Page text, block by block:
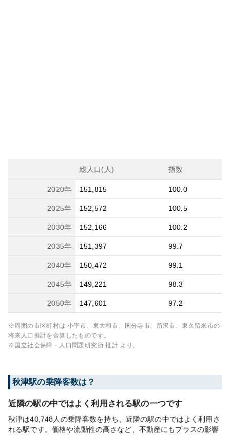
総人口(人) 指数
2020年 151,815 100.0
2025年 152,572 100.5
2030年 152,166 100.2
2035年 151,397 99.7
2040年 150,472 99.1
2045年 149,221 98.3
2050年 147,601 97.2
※周囲の市区町村は 小平市、東大和市、国分寺市、所沢市、東久留米市の
将来人口推計を合算したものです。
※国立社会保障・人口問題研究所 推計 より。
秋津駅の乗降客数は？
近隣の駅の中ではよく利用される駅の一つです
秋津は40,748人の乗降客数を持ち、近隣の駅の中ではよく利用さ
れる駅です。価格や流動性の高さなど、不動産にもプラスの影響